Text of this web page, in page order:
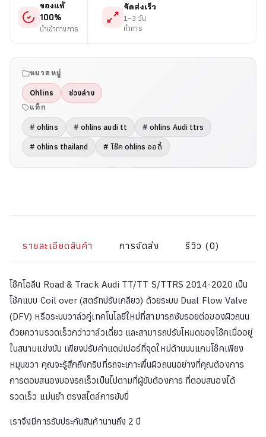
ของแท้
100%
นำเข้าทางการ
จัดส่งเร็ว
1–3 วัน
ทำการ
หมวดหมู่
Ohlins ช่วงล่าง
แท็ก
# ohlins # ohlins audi tt # ohlins Audi ttrs
# ohlins thailand # โช๊ค ohlins ออดี้
รายละเอียดสินค้า การจัดส่ง รีวิว (0)
โช๊คโอลีน Road & Track Audi TT/TT S/TTRS 2014-2020 เป็น
โช้คแบบ Coil over (สตรัทปรับเกลียว) ด้วยระบบ Dual Flow Valve
(DFV) หรือระบบวาล์วคู่เทคโนโลยีใหม่ที่สามารถซับรอยต่อของผิวถนน
ด้วยความรวดเร็วกว่าวาล์วเดี่ยว และสามารถปรับโหมดของโช๊คเมื่ออยู่
ในสนามแข่งขัน เพียงปรับค่าแดปเปอร์ที่จุดใหม่ด้านบนแกมโช๊คเพียง
หมุนขวา คุณจะรู้สึกถึงกริบที่รถจะเกาะพื้นผิวถนนอย่างที่คุณต้องการ
การตอบสนองของรถเร็วเป็นไปตามที่ผู้ขับต้องการ ที่ตอบสนองได้
รวดเร็ว แม่นยำ ตรงสไตล์การขับขี่
เราจึงมีการรับประกันสินค้านานถึง 2 ปี